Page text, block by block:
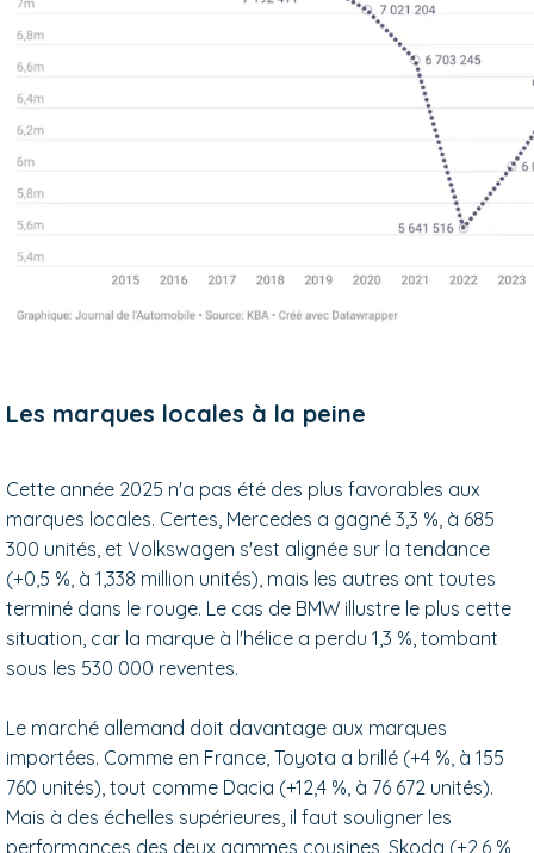
Les marques locales à la peine
Cette année 2025 n'a pas été des plus favorables aux
marques locales. Certes, Mercedes a gagné 3,3 %, à 685
300 unités, et Volkswagen s'est alignée sur la tendance
(+0,5 %, à 1,338 million unités), mais les autres ont toutes
terminé dans le rouge. Le cas de BMW illustre le plus cette
situation, car la marque à l'hélice a perdu 1,3 %, tombant
sous les 530 000 reventes.
Le marché allemand doit davantage aux marques
importées. Comme en France, Toyota a brillé (+4 %, à 155
760 unités), tout comme Dacia (+12,4 %, à 76 672 unités).
Mais à des échelles supérieures, il faut souligner les
performances des deux gammes cousines, Skoda (+2,6 %,